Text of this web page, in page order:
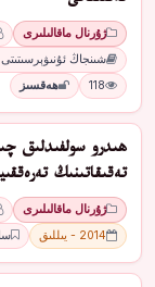
ژۇرنال ماقالىلىرى
شىنجاڭ
118
ھەقسىز
ھىدرو سولفىدلىق
تەقىقاتىنىڭ
ژۇرنال ماقالىلىرى
2014 - يىللىق
سان: